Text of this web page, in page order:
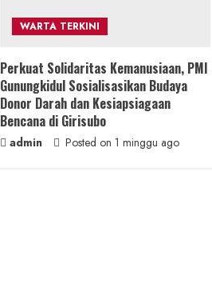
WARTA TERKINI
Perkuat Solidaritas Kemanusiaan, PMI
Gunungkidul Sosialisasikan Budaya
Donor Darah dan Kesiapsiagaan
Bencana di Girisubo
admin Posted on 1 minggu ago